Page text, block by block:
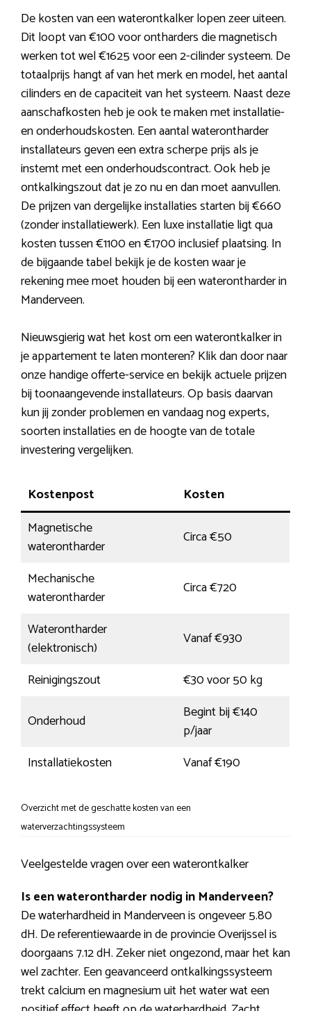
De kosten van een waterontkalker lopen zeer uiteen.
Dit loopt van €100 voor ontharders die magnetisch
werken tot wel €1625 voor een 2-cilinder systeem. De
totaalprijs hangt af van het merk en model, het aantal
cilinders en de capaciteit van het systeem. Naast deze
aanschafkosten heb je ook te maken met installatie-
en onderhoudskosten. Een aantal waterontharder
installateurs geven een extra scherpe prijs als je
instemt met een onderhoudscontract. Ook heb je
ontkalkingszout dat je zo nu en dan moet aanvullen.
De prijzen van dergelijke installaties starten bij €660
(zonder installatiewerk). Een luxe installatie ligt qua
kosten tussen €1100 en €1700 inclusief plaatsing. In
de bijgaande tabel bekijk je de kosten waar je
rekening mee moet houden bij een waterontharder in
Manderveen.
Nieuwsgierig wat het kost om een waterontkalker in
je appartement te laten monteren? Klik dan door naar
onze handige offerte-service en bekijk actuele prijzen
bij toonaangevende installateurs. Op basis daarvan
kun jij zonder problemen en vandaag nog experts,
soorten installaties en de hoogte van de totale
investering vergelijken.
Kostenpost
Kosten
Magnetische
waterontharder
Circa €50
Mechanische
waterontharder
Circa €720
Waterontharder
(elektronisch)
Vanaf €930
Reinigingszout
€30 voor 50 kg
Onderhoud
Begint bij €140
p/jaar
Installatiekosten
Vanaf €190
Overzicht met de geschatte kosten van een
waterverzachtingssysteem
Veelgestelde vragen over een waterontkalker
Is een waterontharder nodig in Manderveen?
De waterhardheid in Manderveen is ongeveer 5.80
dH. De referentiewaarde in de provincie Overijssel is
doorgaans 7.12 dH. Zeker niet ongezond, maar het kan
wel zachter. Een geavanceerd ontkalkingssysteem
trekt calcium en magnesium uit het water wat een